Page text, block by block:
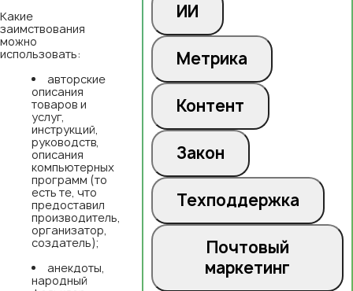
ИИ
Метрика
Контент
Закон
Техподдержка
Почтовый
маркетинг
Какие
заимствования
можно
использовать:
авторские
описания
товаров и
услуг,
инструкций,
руководств,
описания
компьютерных
программ (то
есть те, что
предоставил
производитель,
организатор,
создатель);
анекдоты,
народный